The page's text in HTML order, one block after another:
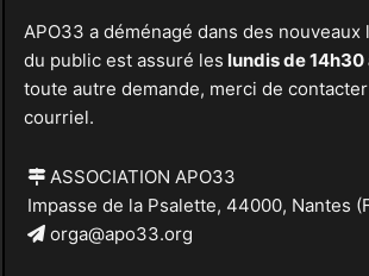
APO33 a déménagé dans des nouveaux
du public est assuré les lundis de 14h30
toute autre demande, merci de contacter
courriel.
ASSOCIATION APO33
Impasse de la Psalette, 44000, Nantes
orga@apo33.org